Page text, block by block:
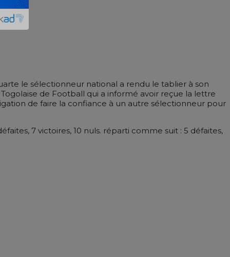
le sélectionneur national a rendu le tablier à son
de Football qui a informé avoir reçue la lettre
de faire la confiance à un autre sélectionneur pour
7 victoires, 10 nuls. réparti comme suit : 5 défaites,